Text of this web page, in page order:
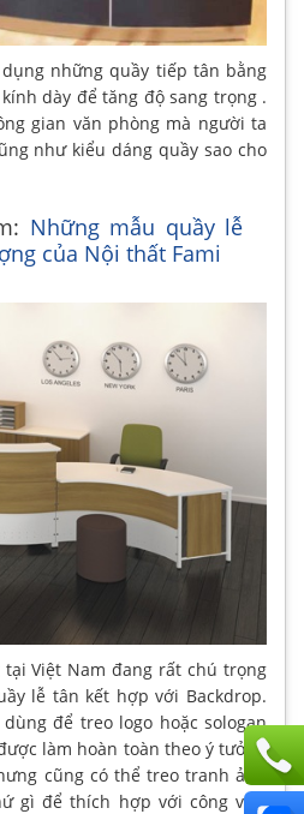
những quầy tiếp tân bằng
dày để tăng độ sang trọng .
gian văn phòng mà người ta
như kiểu dáng quầy sao cho
Những mẫu quầy lễ
của Nội thất Fami
tại Việt Nam đang rất chú trọng
lễ tân kết hợp với Backdrop.
để treo logo hoặc sologan
làm hoàn toàn theo ý tưởng
cũng có thể treo tranh ảnh
gì để thích hợp với công việc